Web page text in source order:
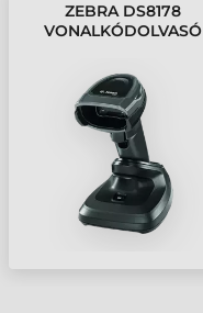
ZEBRA DS8178
VONALKÓDOLVASÓ